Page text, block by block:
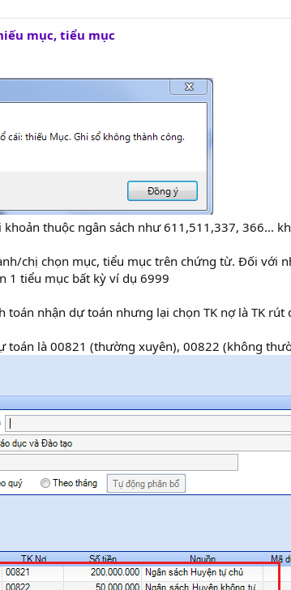
mục, tiểu mục
thuộc ngân sách như 611,511,337, 366...
chị chọn mục, tiểu mục trên chứng từ. Đối với
1 tiểu mục bất kỳ ví dụ 6999
toán nhận dự toán nhưng lại chọn TK nợ là TK rút
toán là 00821 (thường xuyên), 00822 (không